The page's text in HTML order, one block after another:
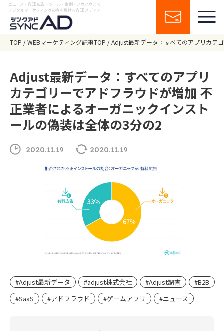
ニュース・WEB広告・ツール・事例・ノウハウまで
デジタルマーケティングの今を届けるWEBメディア
TOP WEBマーケティング記事TOP Adjust最新データ：すべてのアプリカテ
Adjust最新データ：すべてのアプリ
カテゴリーでアドフラウドが増加 不
正業者によるオーガニックインスト
ールの偽装は全体の3分の2
2020.11.19 2020.11.19
#Adjust最新データ #adjust株式会社 #Adjust調査
#B2B
#SaaS
#アドフラウド #ゲームアプリ #ニュース